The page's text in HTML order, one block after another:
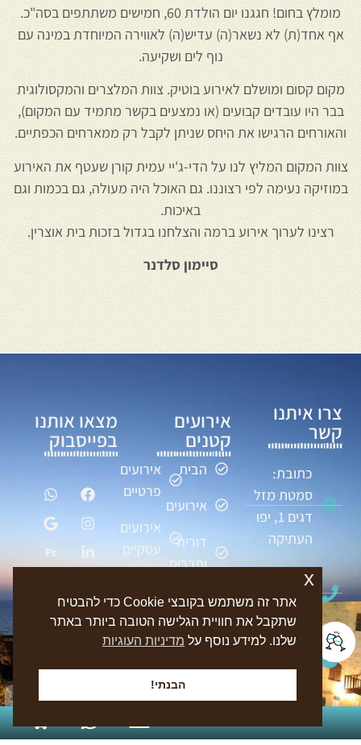
מומלץ בחום! חגגנו יום הולדת 60, חמישים משתתפים בסה"כ.
אף אחד(ת) לא נשאר(ה) עדיש(ה) לאווירה המיוחדת במינה עם
נוף לים ושקיעה.
מקום קסום ומושלם לאירוע בוטיק. צוות המלצרים והמקסולוגית
בבר היו עובדים קבועים (או נמצעים בקשר מתמיד עם המקום),
והאורחים הרגישו את היחס שניתן לקבל רק ממארחים הכפתיים.
צוות המקום המליץ לנו על הדי-ג'יי עמית קורן שעטף את האירוע
במוזיקה נעימה לפי רצוננו. גם האוכל היה מעולה, גם בכמות וגם
באיכות.
רצינו לערוך אירוע ברמה והצלחנו בגדול בזכות בית אוצרין.
סיימון סלדנר
צרו איתנו
קשר
כתובת:
סמטת מזל
דגים 1, יפו
העתיקה
870-2227
דוא"ל:
beitotzarin@gmail.com
בוואטסאפ
אירועים
קטנים
הבית
אירועים
דורית
ופבריס
גלריה
מגזין
יצירת
קשר
אירועים
פרטיים
אירועים
עסקיים
קטנה
ימי
בריתות
בר/בת
מצאו אותנו
בפייסבוק
במקום אין
נגישות מלאה
אתר זה משתמש בקובצי Cookie כדי להבטיח
שתקבל את חוויית הגלישה הטובה ביותר באתר
שלנו. למידע נוסף על מדיניות העוגיות
הבנתי!
x